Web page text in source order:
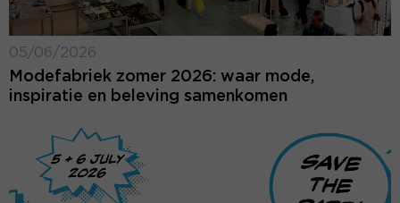
05/06/2026
Modefabriek zomer 2026: waar mode,
inspiratie en beleving samenkomen